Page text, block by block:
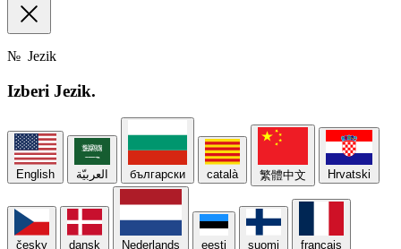
№ Jezik
Izberi Jezik.
English العربيّة български català 繁體中文 Hrvatski
česky dansk Nederlands eesti suomi français